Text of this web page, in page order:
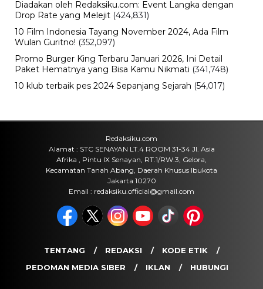
Minggu, 9 Agu 2026 - 15:08 WIB
Viral
Deadline Refund Lewat, Jaminan
Dipertanyakan
Minggu, 9 Agu 2026 - 14:57 WIB
Minggu, 9 Agu 2026 - 14:42 WIB
Baru 2 Tahun Berdiri, Startup Chip AI
OLIX Kini Bernilai Rp60 Triliun
POPULER
Sosok Ini Bongkar Siapa Sebenarnya Dalang Demo 25
Agustus yang Berakhir Ricuh: Bukan Intervensi Asing